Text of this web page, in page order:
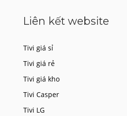
Liên kết website
Tivi giá sỉ
Tivi giá rẻ
Tivi giá kho
Tivi Casper
Tivi LG